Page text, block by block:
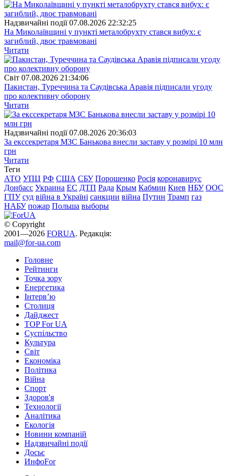
Надзвичайні події 07.08.2026 22:32:25
На Миколаївщині у пункті металобрухту стався вибух: є
загиблий, двоє травмовані
Читати
Свiт 07.08.2026 21:34:06
Пакистан, Туреччина та Саудівська Аравія підписали угоду
про колективну оборону
Читати
Надзвичайні події 07.08.2026 20:36:03
За екссекретаря МЗС Банькова внесли заставу у розмірі 10 млн
грн
Читати
Теги
АТО УПЦ РФ США СБУ Порошенко Росія коронавирус
Донбасс Украина ЕС ДТП Рада Крым Кабмин Киев НБУ ООС
ГПУ суд війна в Україні санкции війна Путин Трамп газ
НАБУ пожар Польша выборы
© Copyright
2001—2026 FORUA. Редакція:
mail@for-ua.com
Головне
Рейтинги
Точка зору
Енергетика
Інтерв’ю
Столиця
Дайджест
TOP For UA
Суспiльство
Культура
Світ
Економіка
Політика
Війна
Спорт
Здоров'я
Технології
Аналітика
Екологія
Новини компаній
Надзвичайні події
Досьє
ИнфоFor